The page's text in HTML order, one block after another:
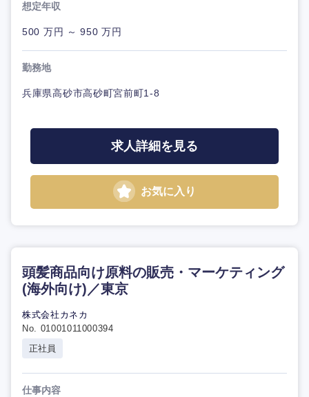
想定年収
500 万円 ～ 950 万円
勤務地
兵庫県高砂市高砂町宮前町1-8
求人詳細を見る
お気に入り
頭髪商品向け原料の販売・マーケティング
(海外向け)／東京
株式会社カネカ
No. 01001011000394
正社員
仕事内容